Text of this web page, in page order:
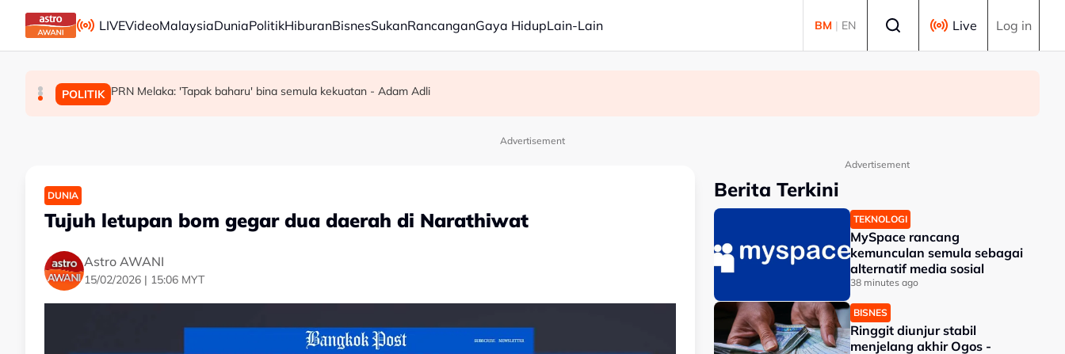
Skip to main content
LIVEVideoMalaysiaDuniaPolitikHiburanBisnesSukanRancanganGaya HidupLain-Lain BM | EN Live Log in
TEKNOLOGI MySpace rancang kemunculan semula sebagai alternatif media sosial
BISNES Ringgit diunjur stabil menjelang akhir Ogos - Kenanga IB
POLITIK PRN Melaka: 'Tapak baharu' bina semula kekuatan - Adam Adli
Advertisement
DUNIA
Tujuh letupan bom gegar dua daerah di Narathiwat
Astro AWANI
15/02/2026 | 15:06 MYT
Advertisement
Berita Terkini
TEKNOLOGI
MySpace rancang
kemunculan semula sebagai
alternatif media sosial
38 minutes ago
BISNES
Ringgit diunjur stabil
menjelang akhir Ogos -